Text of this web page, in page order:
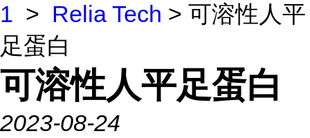
1 > Relia Tech > 可溶性人平
足蛋白
可溶性人平足蛋白
2023-08-24